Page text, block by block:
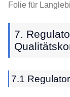
Folie für
7.
7.1